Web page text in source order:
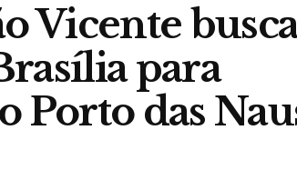
Vicente
para
Porto das